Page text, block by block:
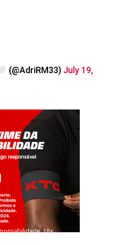
(@AdriRM33) July 19,
18+